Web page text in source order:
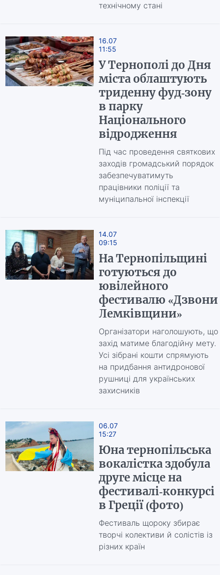
технічному стані
16.07
11:55
У Тернополі до Дня
міста облаштують
триденну фуд-зону
в парку
Національного
відродження
Під час проведення святкових
заходів громадський порядок
забезпечуватимуть
працівники поліції та
муніципальної інспекції
14.07
09:15
На Тернопільщині
готуються до
ювілейного
фестивалю «Дзвони
Лемківщини»
Організатори наголошують, що
захід матиме благодійну мету.
Усі зібрані кошти спрямують
на придбання антидронової
рушниці для українських
захисників
06.07
15:27
Юна тернопільська
вокалістка здобула
друге місце на
фестивалі-конкурсі
в Греції (фото)
Фестиваль щороку збирає
творчі колективи й солістів із
різних країн